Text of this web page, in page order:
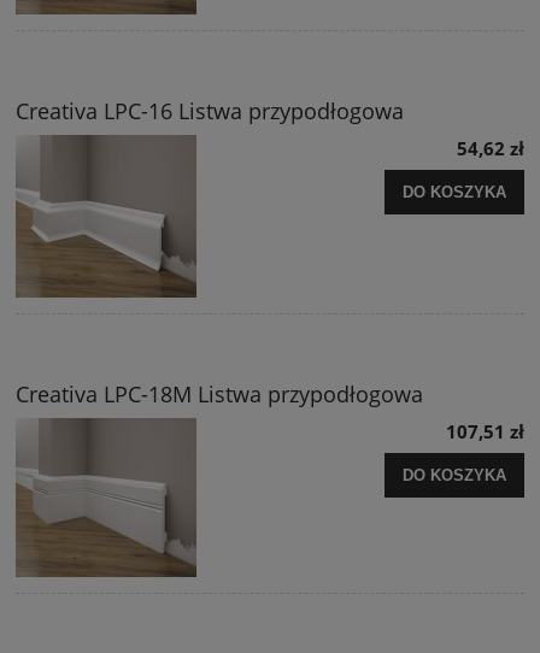
Creativa LPC-16 Listwa przypodłogowa
54,62 zł
DO KOSZYKA
Creativa LPC-18M Listwa przypodłogowa
107,51 zł
DO KOSZYKA